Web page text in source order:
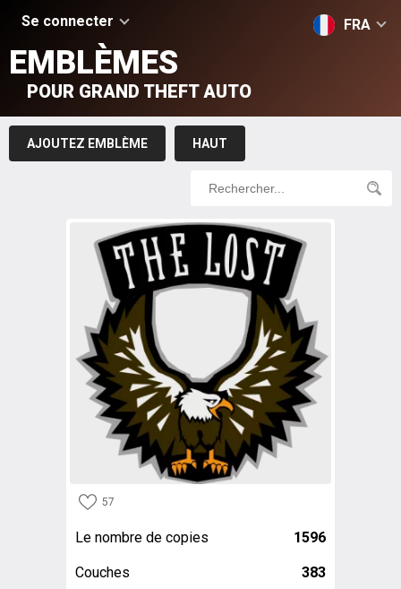
Se connecter FRA
EMBLÈMES
POUR GRAND THEFT AUTO
AJOUTEZ EMBLÈME HAUT
57
Le nombre de copies 1596
Couches 383